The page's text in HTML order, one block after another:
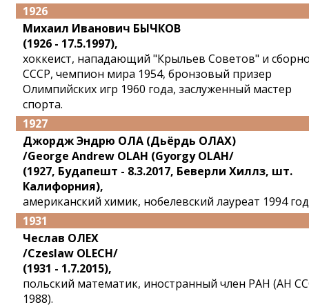
1926
Михаил Иванович БЫЧКОВ
(1926 - 17.5.1997),
хоккеист, нападающий "Крыльев Советов" и
СССР, чемпион мира 1954, бронзовый призер
Олимпийских игр 1960 года, заслуженный мастер
спорта.
1927
Джордж Эндрю ОЛА (Дьёрдь ОЛАХ)
/George Andrew OLAH (Gyorgy OLAH/
(1927, Будапешт - 8.3.2017, Беверли Хиллз, шт.
Калифорния),
американский химик, нобелевский лауреат 1994
1931
Чеслав ОЛЕХ
/Czeslaw OLECH/
(1931 - 1.7.2015),
польский математик, иностранный член РАН (АН
1988).